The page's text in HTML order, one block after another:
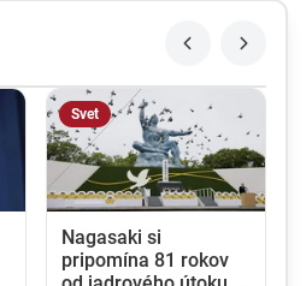
Svet
Nagasaki si
pripomína 81 rokov